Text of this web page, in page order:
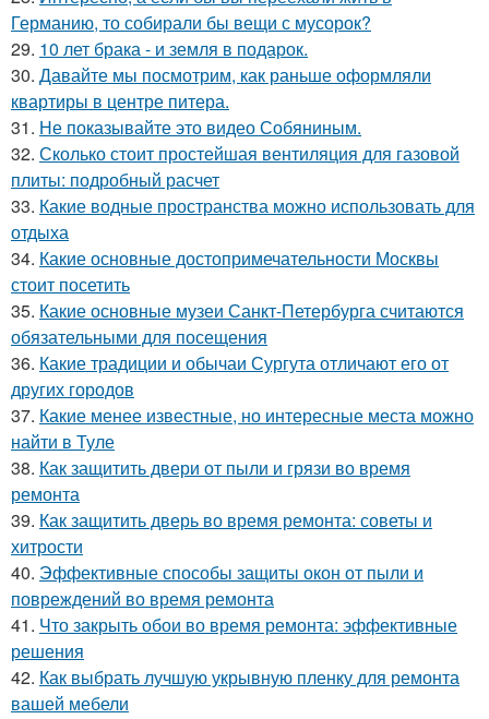
Германию, то собирали бы вещи с мусорок?
29. 10 лет брака - и земля в подарок.
30. Давайте мы посмотрим, как раньше оформляли
квартиры в центре питера.
31. Не показывайте это видео Собяниным.
32. Сколько стоит простейшая вентиляция для газовой
плиты: подробный расчет
33. Какие водные пространства можно использовать для
отдыха
34. Какие основные достопримечательности Москвы
стоит посетить
35. Какие основные музеи Санкт-Петербурга считаются
обязательными для посещения
36. Какие традиции и обычаи Сургута отличают его от
других городов
37. Какие менее известные, но интересные места можно
найти в Туле
38. Как защитить двери от пыли и грязи во время
ремонта
39. Как защитить дверь во время ремонта: советы и
хитрости
40. Эффективные способы защиты окон от пыли и
повреждений во время ремонта
41. Что закрыть обои во время ремонта: эффективные
решения
42. Как выбрать лучшую укрывную пленку для ремонта
вашей мебели